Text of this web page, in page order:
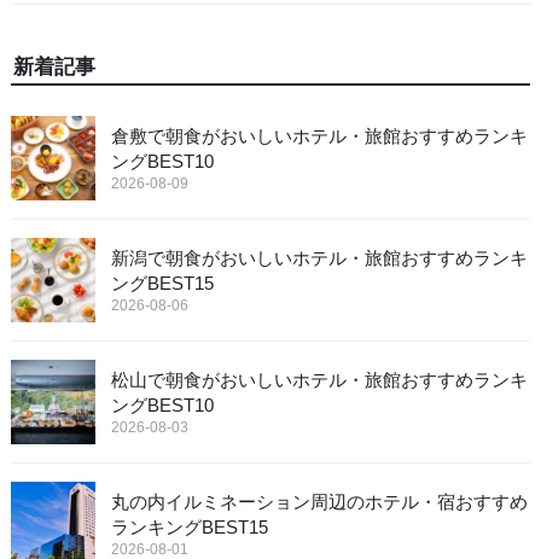
新着記事
倉敷で朝食がおいしいホテル・旅館おすすめランキ
ングBEST10
2026-08-09
新潟で朝食がおいしいホテル・旅館おすすめランキ
ングBEST15
2026-08-06
松山で朝食がおいしいホテル・旅館おすすめランキ
ングBEST10
2026-08-03
丸の内イルミネーション周辺のホテル・宿おすすめ
ランキングBEST15
2026-08-01